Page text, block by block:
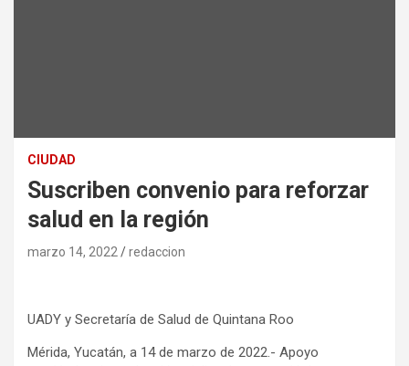
CIUDAD
Suscriben convenio para reforzar
salud en la región
marzo 14, 2022 redaccion
UADY y Secretaría de Salud de Quintana Roo
Mérida, Yucatán, a 14 de marzo de 2022.- Apoyo